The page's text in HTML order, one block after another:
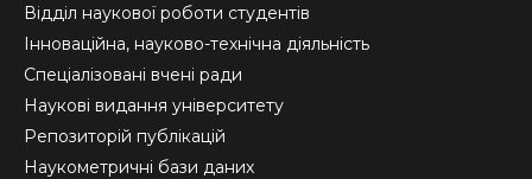
Відділ наукової роботи студентів
Інноваційна, науково-технічна діяльність
Спеціалізовані вчені ради
Наукові видання університету
Репозиторій публікацій
Наукометричні бази даних